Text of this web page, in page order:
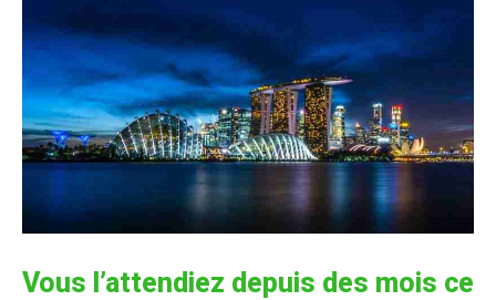
Vous l’attendiez depuis des mois ce